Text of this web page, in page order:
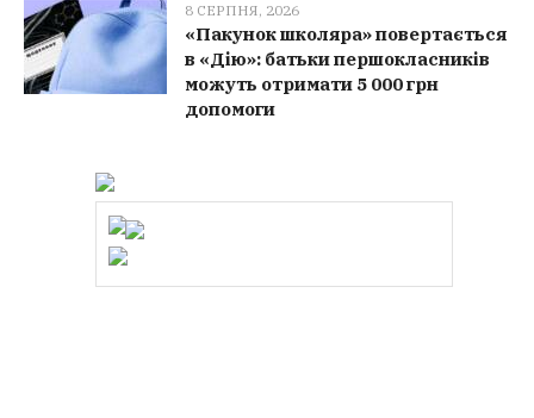
8 СЕРПНЯ, 2026
«Пакунок школяра» повертається
в «Дію»: батьки першокласників
можуть отримати 5 000 грн
допомоги